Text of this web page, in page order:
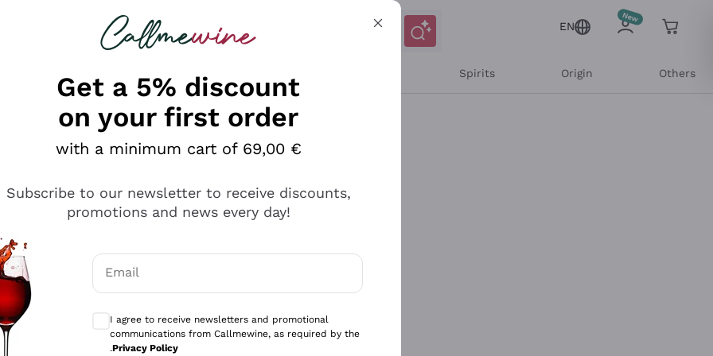
looking for
EN
Spirits Origin Others
Get a 5% discount
on your first order
with a minimum cart of 69,00 €
Subscribe to our newsletter to receive discounts,
promotions and news every day!
Email
I agree to receive newsletters and promotional
communications from Callmewine, as required by the
.Privacy Policy